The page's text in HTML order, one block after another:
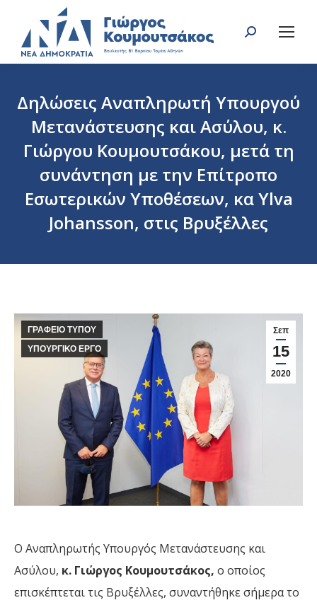
Search:
Δηλώσεις Αναπληρωτή Υπουργού
Μετανάστευσης και Ασύλου, κ.
Γιώργου Κουμουτσάκου, μετά τη
συνάντηση με την Επίτροπο
Εσωτερικών Υποθέσεων, κα Ylva
Johansson, στις Βρυξέλλες
Σεπ
15
2020
ΓΡΑΦΕΙΟ ΤΥΠΟΥ
ΥΠΟΥΡΓΙΚΟ ΕΡΓΟ
Ο Αναπληρωτής Υπουργός Μετανάστευσης και
Ασύλου, κ. Γιώργος Κουμουτσάκος, ο οποίος
επισκέπτεται τις Βρυξέλλες, συναντήθηκε σήμερα το